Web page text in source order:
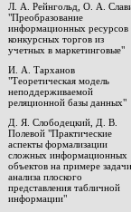
Л. А. Рейнгольд, О. А.
"Преобразование
информационных ресурсов
конкурсных торгов из
учетных в маркетинговые"
И. А. Тарханов
"Теоретическая модель
неподдерживаемой
реляционной базы данных"
Д. Я. Слободецкий, Д. В.
Полевой "Практические
аспекты формализации
сложных информационных
объектов на примере задачи
анализа плоского
представления табличной
информации"